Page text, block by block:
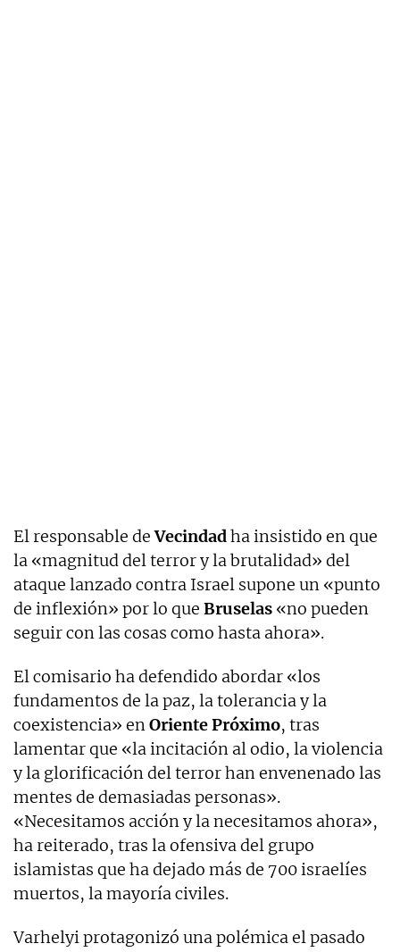
El responsable deVecindadha insistido en que
la «magnitud del terror y la brutalidad» del
ataque lanzado contra Israel supone un «punto
de inflexión» por lo que Bruselas «no pueden
seguir con las cosas como hasta ahora».
El comisario ha defendido abordar «los
fundamentos de la paz, la tolerancia y la
coexistencia» enOriente Próximo, tras
lamentar que «la incitación al odio, la violencia
y la glorificación del terror han envenenado las
mentes de demasiadas personas».
«Necesitamos acción y la necesitamos ahora»,
ha reiterado, tras la ofensiva del grupo
islamistas que ha dejado más de 700 israelíes
muertos, la mayoría civiles.
Varhelyi protagonizó una polémica el pasado